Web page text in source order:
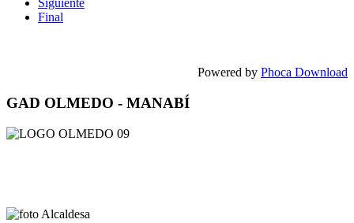
Siguiente
Final
Powered by Phoca Download
GAD OLMEDO - MANABÍ